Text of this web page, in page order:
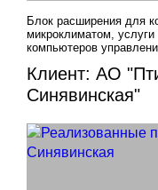
Клиент: АО
Синявинская"
Блок расширения для
микроклиматом,
компьютеров